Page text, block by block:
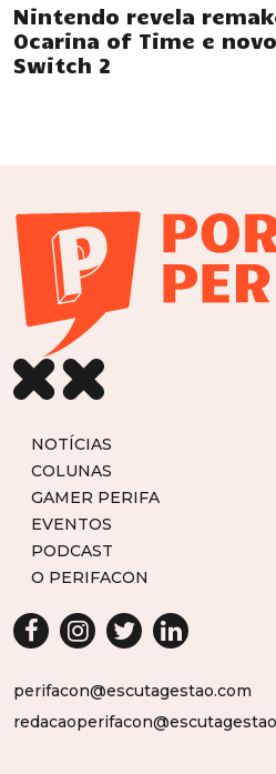
Nintendo revela
Ocarina of Time e
Switch 2
NOTÍCIAS
COLUNAS
GAMER PERIFA
EVENTOS
PODCAST
O PERIFACON
perifacon@escutagestao.com